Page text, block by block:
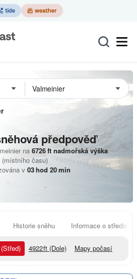
předpověď
na 6726ft nadmořská výška
(místního času)
v 03hod 20min
Historie sněhu Informace o středisku
(Střed) 4922ft (Dole) Mapy počasí